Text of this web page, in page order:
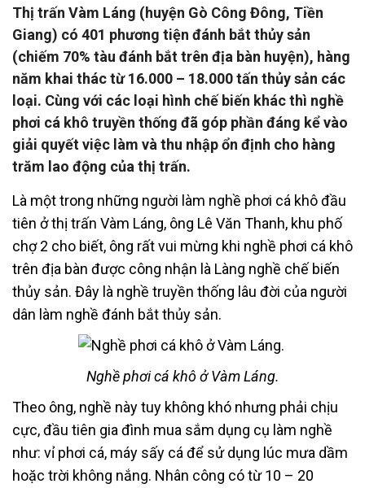
Thị trấn Vàm Láng (huyện Gò Công Đông, Tiền
Giang) có 401 phương tiện đánh bắt thủy sản
(chiếm 70% tàu đánh bắt trên địa bàn huyện), hàng
năm khai thác từ 16.000 – 18.000 tấn thủy sản các
loại. Cùng với các loại hình chế biến khác thì nghề
phơi cá khô truyền thống đã góp phần đáng kể vào
giải quyết việc làm và thu nhập ổn định cho hàng
trăm lao động của thị trấn.
Là một trong những người làm nghề phơi cá khô đầu
tiên ở thị trấn Vàm Láng, ông Lê Văn Thanh, khu phố
chợ 2 cho biết, ông rất vui mừng khi nghề phơi cá khô
trên địa bàn được công nhận là Làng nghề chế biến
thủy sản. Đây là nghề truyền thống lâu đời của người
dân làm nghề đánh bắt thủy sản.
Nghề phơi cá khô ở Vàm Láng.
Theo ông, nghề này tuy không khó nhưng phải chịu
cực, đầu tiên gia đình mua sắm dụng cụ làm nghề
như: vỉ phơi cá, máy sấy cá để sử dụng lúc mưa dầm
hoặc trời không nắng. Nhân công có từ 10 – 20